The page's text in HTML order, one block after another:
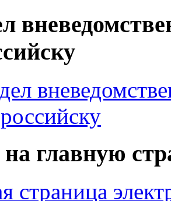
на главную
страница